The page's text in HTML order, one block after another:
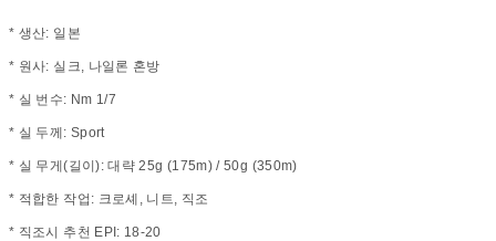
* 생산: 일본
* 원사: 실크, 나일론 혼방
* 실 번수: Nm 1/7
* 실 두께: Sport
* 실 무게(길이): 대략 25g (175m) / 50g (350m)
* 적합한 작업: 크로셰, 니트, 직조
* 직조시 추천 EPI: 18-20